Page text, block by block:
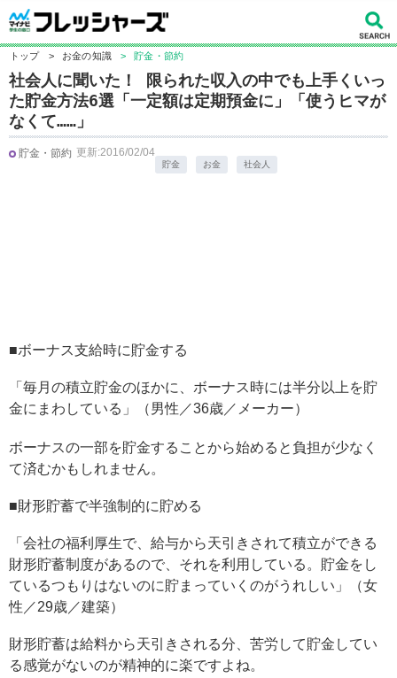
トップ > お金の知識 > 貯金・節約
社会人に聞いた！ 限られた収入の中でも上手くいっ
た貯金方法6選「一定額は定期預金に」「使うヒマが
なくて……」
貯金・節約 更新:2016/02/04
貯金 お金 社会人
■ボーナス支給時に貯金する
「毎月の積立貯金のほかに、ボーナス時には半分以上を貯
金にまわしている」（男性／36歳／メーカー）
ボーナスの一部を貯金することから始めると負担が少なく
て済むかもしれません。
■財形貯蓄で半強制的に貯める
「会社の福利厚生で、給与から天引きされて積立ができる
財形貯蓄制度があるので、それを利用している。貯金をし
ているつもりはないのに貯まっていくのがうれしい」（女
性／29歳／建築）
財形貯蓄は給料から天引きされる分、苦労して貯金してい
る感覚がないのが精神的に楽ですよね。